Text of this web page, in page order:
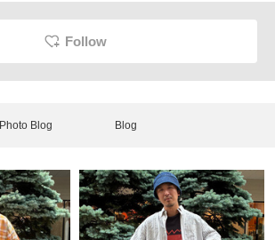
Follow
Photo Blog Blog